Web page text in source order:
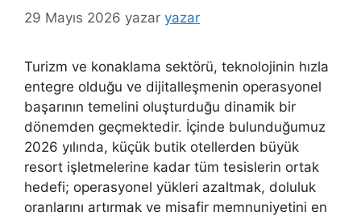
29 Mayıs 2026 yazar yazar
Turizm ve konaklama sektörü, teknolojinin hızla
entegre olduğu ve dijitalleşmenin operasyonel
başarının temelini oluşturduğu dinamik bir
dönemden geçmektedir. İçinde bulunduğumuz
2026 yılında, küçük butik otellerden büyük
resort işletmelerine kadar tüm tesislerin ortak
hedefi; operasyonel yükleri azaltmak, doluluk
oranlarını artırmak ve misafir memnuniyetini en